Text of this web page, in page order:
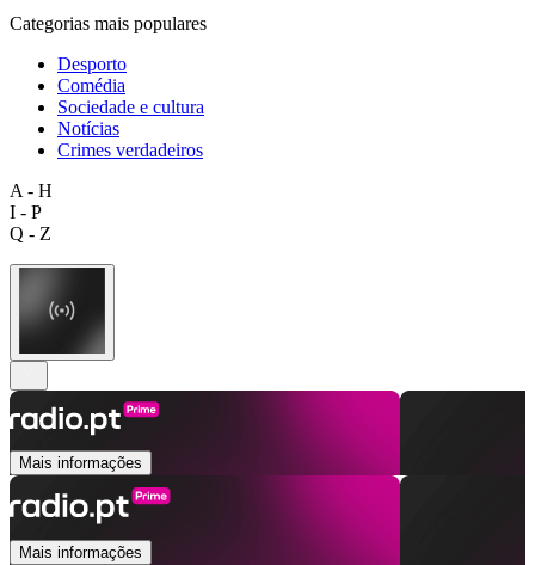
Categorias mais populares
Desporto
Comédia
Sociedade e cultura
Notícias
Crimes verdadeiros
A - H
I - P
Q - Z
Mais informações
Mais informações